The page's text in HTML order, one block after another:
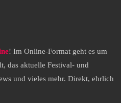
! Im Online-Format geht es um
das aktuelle Festival- und
und vieles mehr. Direkt, ehrlich